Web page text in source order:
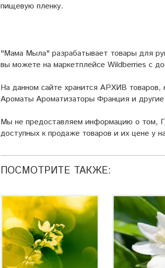
пищевую пленку.
"Мама Мыла" разрабатывает товары для
вы можете на маркетплейсе Wildberries с
На данном сайте хранится АРХИВ
Ароматы Ароматизаторы Франция и
Мы не предоставляем информацию о том,
доступных к продаже товаров и их цене у
ПОСМОТРИТЕ ТАКЖЕ: